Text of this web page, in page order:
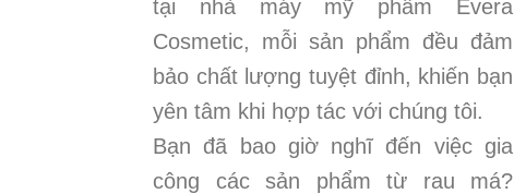
tại nhà máy mỹ phẩm Evera
Cosmetic, mỗi sản phẩm đều đảm
bảo chất lượng tuyệt đỉnh, khiến bạn
yên tâm khi hợp tác với chúng tôi.
Bạn đã bao giờ nghĩ đến việc gia
công các sản phẩm từ rau má?